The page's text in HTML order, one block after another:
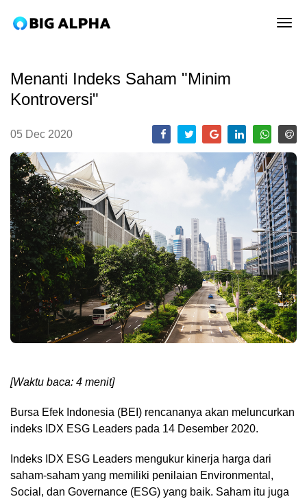
Menanti Indeks Saham "Minim
Kontroversi"
05 Dec 2020
[Waktu baca: 4 menit]
Bursa Efek Indonesia (BEI) rencananya akan meluncurkan
indeks IDX ESG Leaders pada 14 Desember 2020.
Indeks IDX ESG Leaders mengukur kinerja harga dari
saham-saham yang memiliki penilaian Environmental,
Social, dan Governance (ESG) yang baik. Saham itu juga